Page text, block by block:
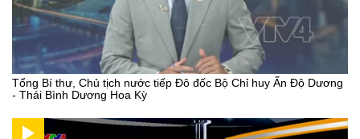
Tổng Bí thư, Chủ tịch nước tiếp Đô đốc Bộ Chỉ huy Ấn Độ Dương
- Thái Bình Dương Hoa Kỳ